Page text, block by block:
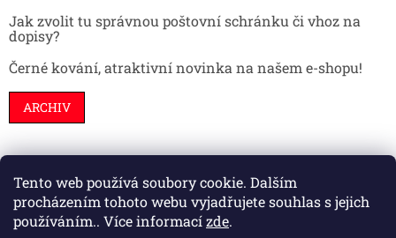
Tento web používá soubory cookie. Dalším
procházením tohoto webu vyjadřujete souhlas s jejich
používáním.. Více informacízde.
Jak zvolit tu správnou poštovní schránku či vhoz na
dopisy?
Černé kování, atraktivní novinka na našem e-shopu!
ARCHIV
Stavební pouzdra Interiéry Dveře